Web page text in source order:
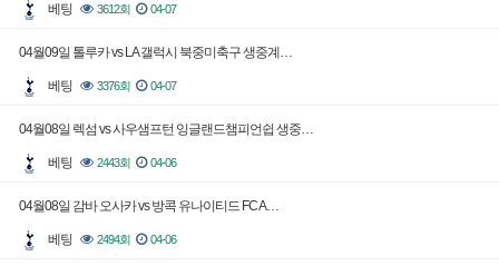
베팅 3612회 04-07
04월09일 톨루카 vs LA 갤럭시 북중미축구 생중계…
베팅 3376회 04-07
04월08일 렉섬 vs 사우샘프턴 잉글랜드챔피언쉽 생중…
베팅 2443회 04-06
04월08일 감바 오사카 vs 방콕 유나이티드 FC A…
베팅 2494회 04-06